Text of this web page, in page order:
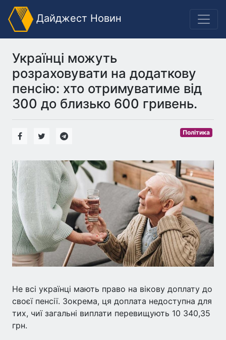
Дайджест Новин
Українці можуть
розраховувати на додаткову
пенсію: хто отримуватиме від
300 до близько 600 гривень.
Політика
Не всі українці мають право на вікову доплату до
своєї пенсії. Зокрема, ця доплата недоступна для
тих, чиї загальні виплати перевищують 10 340,35
грн.